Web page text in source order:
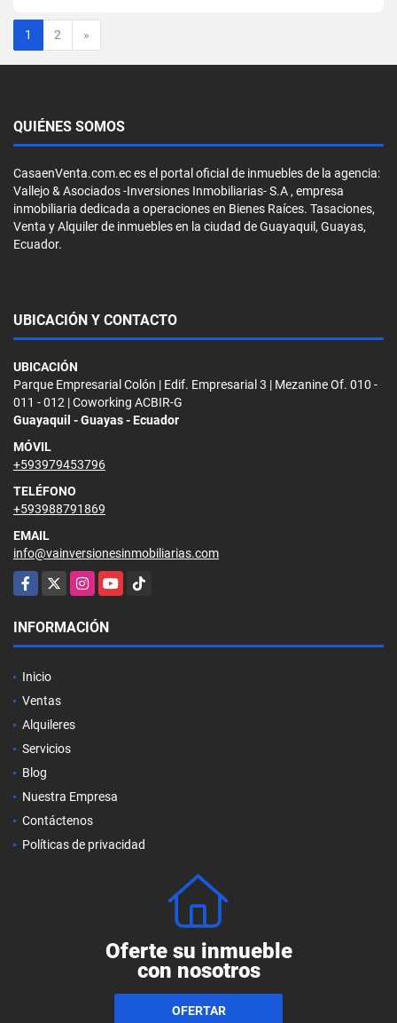
1 2 »
QUIÉNES SOMOS
CasaenVenta.com.ec es el portal oficial de inmuebles de la agencia:
Vallejo & Asociados -Inversiones Inmobiliarias- S.A , empresa
inmobiliaria dedicada a operaciones en Bienes Raíces. Tasaciones,
Venta y Alquiler de inmuebles en la ciudad de Guayaquil, Guayas,
Ecuador.
UBICACIÓN Y CONTACTO
UBICACIÓN
Parque Empresarial Colón | Edif. Empresarial 3 | Mezanine Of. 010 -
011 - 012 | Coworking ACBIR-G
Guayaquil - Guayas - Ecuador
MÓVIL
+593979453796
TELÉFONO
+593988791869
EMAIL
info@vainversionesinmobiliarias.com
Facebook
X InstagramYouTubeTikTok
INFORMACIÓN
Inicio
Ventas
Alquileres
Servicios
Blog
Nuestra Empresa
Contáctenos
Políticas de privacidad
Oferte su inmueble
con nosotros
OFERTAR